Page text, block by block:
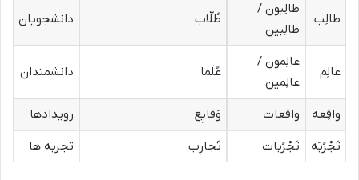
طالِب
طالِبون /
طالِبین
طُلّاب دانشجویان
عالِم
عالِمون /
عالِمین
عُلَما دانشمندان
واقِعه واقعات وَقایِع
رویدادها
تَجْرُبَه
تَجْرُبات تَجارِب تجربه ها